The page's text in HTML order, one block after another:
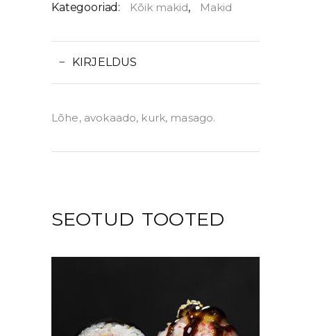
Kategooriad: Kõik makid, Makid
KIRJELDUS
Lõhe, avokaado, kurk, masago.
SEOTUD TOOTED